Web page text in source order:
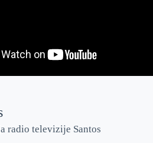
radio televizije Santos